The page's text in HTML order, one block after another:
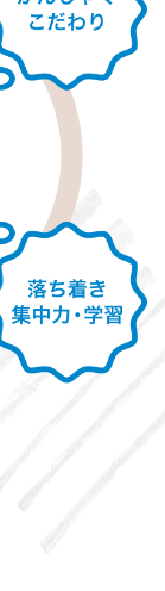
ワークス
キャリア
発達特性検査